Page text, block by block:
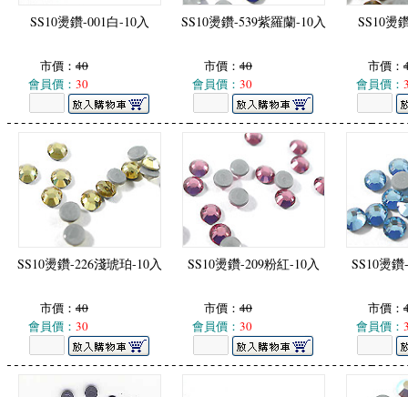
SS10燙鑽-001白-10入
市價： 40
會員價： 30
SS10燙鑽-539紫羅蘭-10入
市價： 40
會員價： 30
SS10燙
市價：
會員價：
SS10燙鑽-226淺琥珀-10入
市價： 40
會員價： 30
SS10燙鑽-209粉紅-10入
市價： 40
會員價： 30
SS10燙
市價：
會員價：